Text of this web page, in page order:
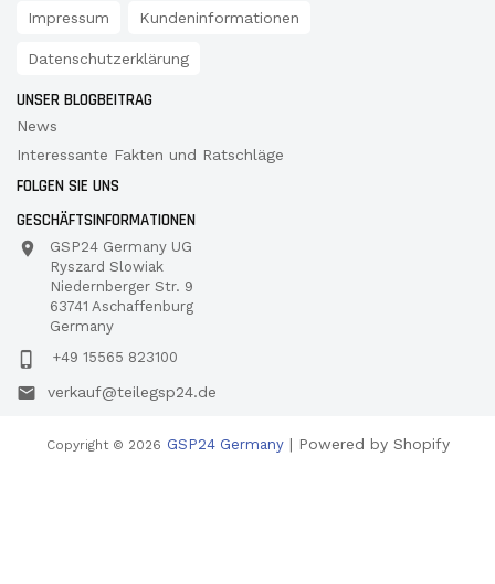
Impressum Kundeninformationen
Datenschutzerklärung
UNSER BLOGBEITRAG
News
Interessante Fakten und Ratschläge
FOLGEN SIE UNS
GESCHÄFTSINFORMATIONEN
GSP24 Germany UG
Ryszard Slowiak
Niedernberger Str. 9
63741 Aschaffenburg
Germany
+49 15565 823100
verkauf@teilegsp24.de
Copyright © 2026 GSP24 Germany| Powered by Shopify